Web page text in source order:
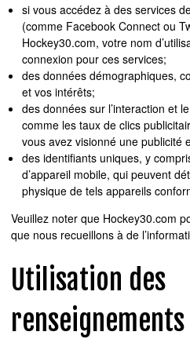
si vous accédez à des services
(comme Facebook Connect ou
Hockey30.com, votre nom
connexion pour ces services;
des données démographiques,
et vos intérêts;
des données sur l’interaction et
comme les taux de clics
vous avez visionné une publicité
des identifiants uniques, y
d’appareil mobile, qui peuvent
physique de tels appareils
Veuillez noter que Hockey30.com
que nous recueillons à de
Utilisation des